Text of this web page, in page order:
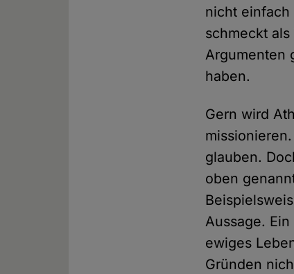
nicht einfach
schmeckt
Argumenten
haben.
Gern wird
glauben.
oben
Aussage.
ewiges
Gründen